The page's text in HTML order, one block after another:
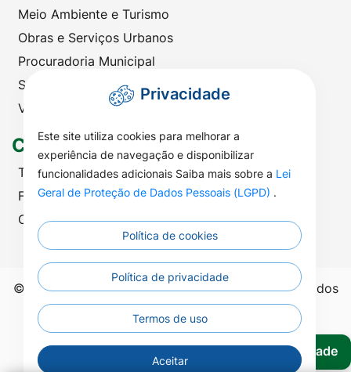
Meio Ambiente e Turismo
Obras e Serviços Urbanos
Procuradoria Municipal
Saúde
Viação e Transportes
Contato
Telefones Úteis
Fale com a Prefeitura
Ouvidoria | SIC
©2026 - Prefeitura Municipal de Nova Nazaré - Todos
os direitos reservados.
Privacidade
Este site utiliza cookies para melhorar a
experiência de navegação e disponibilizar
funcionalidades adicionais Saiba mais sobre a Lei
Geral de Proteção de Dados Pessoais (LGPD) .
Política de cookies
Política de privacidade
Termos de uso
Aceitar
Acessibilidade